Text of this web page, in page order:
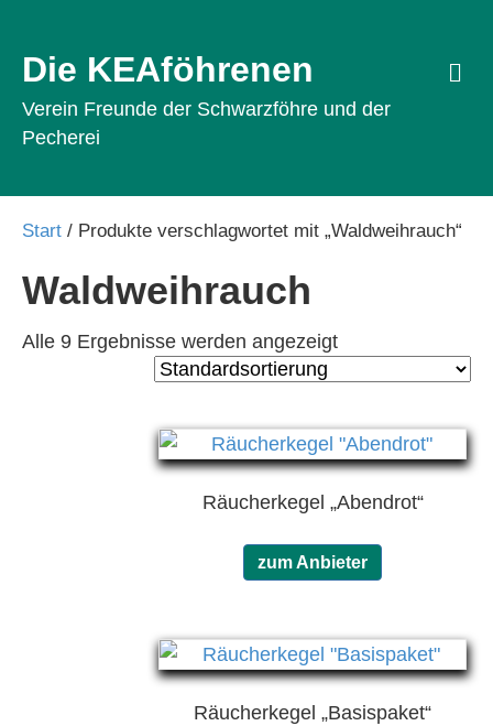
Die KEAföhrenen
Verein Freunde der Schwarzföhre und der
Pecherei
Start / Produkte verschlagwortet mit „Waldweihrauch“
Waldweihrauch
Alle 9 Ergebnisse werden angezeigt
Räucherkegel „Abendrot“
zum Anbieter
Räucherkegel „Basispaket“